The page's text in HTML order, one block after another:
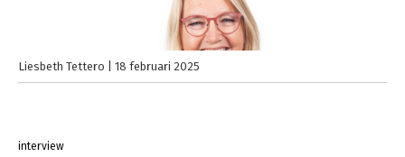
Liesbeth Tettero 18 februari 2025
interview